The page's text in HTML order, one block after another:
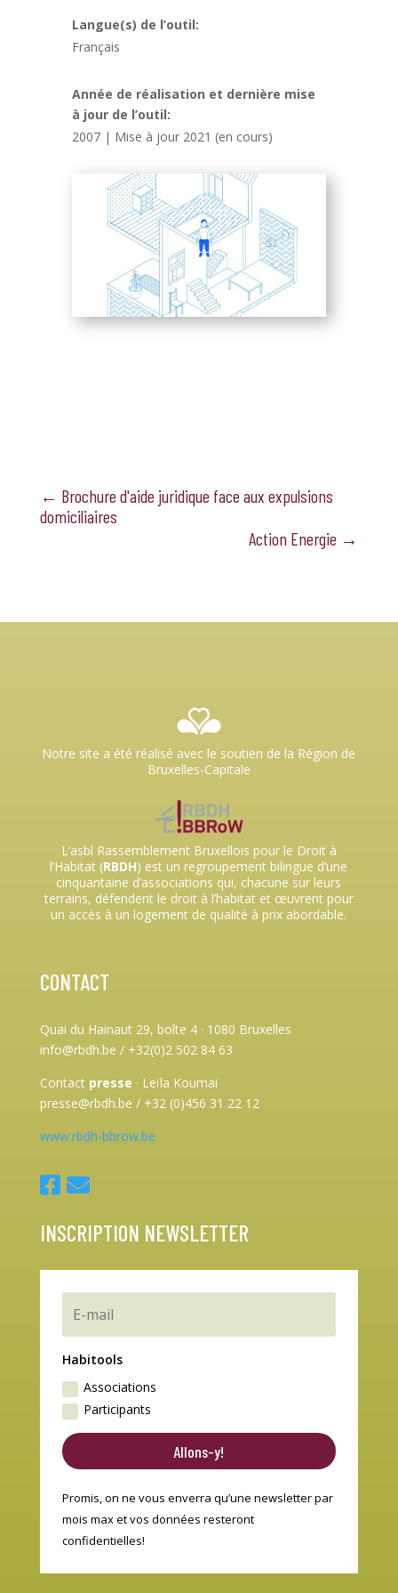
Langue(s) de l’outil:
Français
Année de réalisation et dernière mise
à jour de l’outil:
2007 | Mise à jour 2021 (en cours)
← Brochure d'aide juridique face aux expulsions
domiciliaires
Action Energie →
Notre site a été réalisé avec le soutien de la Région de
Bruxelles-Capitale
L’asbl Rassemblement Bruxellois pour le Droit à
l’Habitat (RBDH) est un regroupement bilingue d’une
cinquantaine d’associations qui, chacune sur leurs
terrains, défendent le droit à l’habitat et œuvrent pour
un accès à un logement de qualité à prix abordable.
CONTACT
Quai du Hainaut 29, boîte 4 · 1080 Bruxelles
info@rbdh.be / +32(0)2 502 84 63
Contact presse · Leïla Koumai
presse@rbdh.be / +32 (0)456 31 22 12
www.rbdh-bbrow.be
INSCRIPTION NEWSLETTER
Habitools
Associations
Participants
Allons-y!
Promis, on ne vous enverra qu’une newsletter par
mois max et vos données resteront
confidentielles!